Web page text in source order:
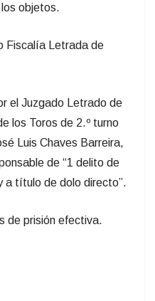
objetos.
Fiscalía Letrada de
el Juzgado Letrado de
los Toros de 2.º turno
Luis Chaves Barreira,
de “1 delito de
a título de dolo directo”.
de prisión efectiva.